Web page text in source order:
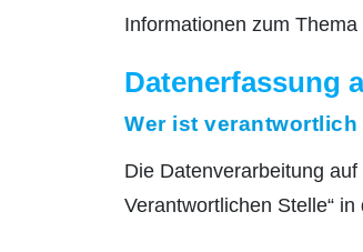
Informationen zum
Datenerfassung
Wer ist
Die Datenverarbeitung
Verantwortlichen Stelle“